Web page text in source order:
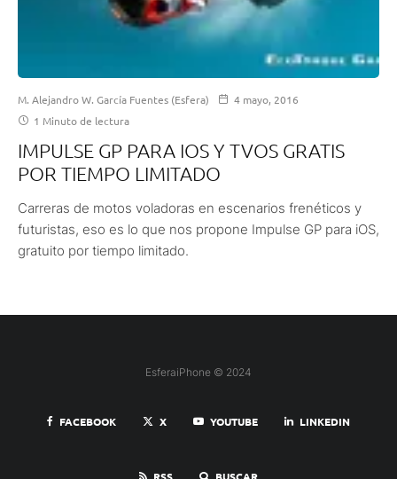
M. Alejandro W. García Fuentes (Esfera)
4 mayo, 2016
1 Minuto de lectura
IMPULSE GP PARA IOS Y TVOS GRATIS
POR TIEMPO LIMITADO
Carreras de motos voladoras en escenarios frenéticos y
futuristas, eso es lo que nos propone Impulse GP para iOS,
gratuito por tiempo limitado.
EsferaiPhone © 2024
FACEBOOK X YOUTUBE LINKEDIN
RSS BUSCAR